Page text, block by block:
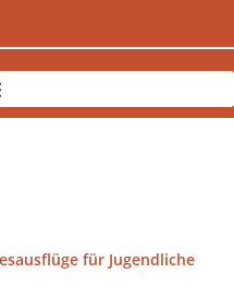
für Jugendliche